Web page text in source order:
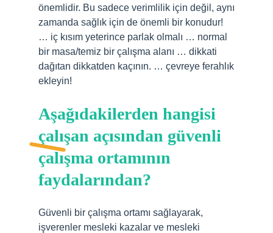
önemlidir. Bu sadece verimlilik için değil, aynı
zamanda sağlık için de önemli bir konudur!
… iç kısım yeterince parlak olmalı … normal
bir masa/temiz bir çalışma alanı … dikkati
dağıtan dikkatden kaçının. … çevreye ferahlık
ekleyin!
Aşağıdakilerden hangisi
çalışan açısından güvenli
çalışma ortamının
faydalarından?
Güvenli bir çalışma ortamı sağlayarak,
işverenler mesleki kazalar ve mesleki